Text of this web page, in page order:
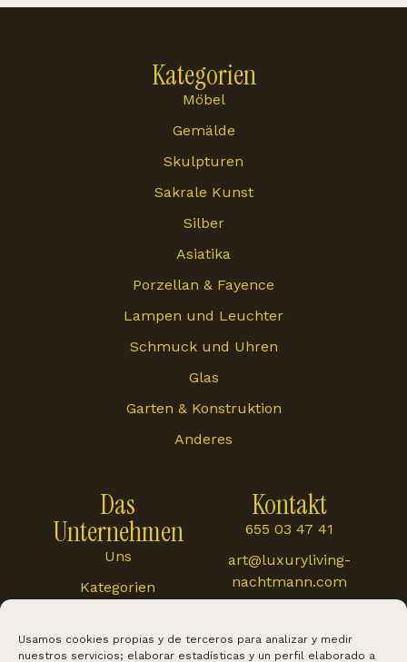
Usamos cookies propias y de terceros para analizar y medir
nuestros servicios; elaborar estadísticas y un perfil elaborado a
Das
Unternehmen
Uns
Kategorien
Kontakt
655 03 47 41
art@luxuryliving-
nachtmann.com
Cártama 48, 29120,
Alhaurín El Grande
Kategorien
Möbel
Gemälde
Skulpturen
Sakrale Kunst
Silber
Asiatika
Porzellan & Fayence
Lampen und Leuchter
Schmuck und Uhren
Glas
Garten & Konstruktion
Anderes